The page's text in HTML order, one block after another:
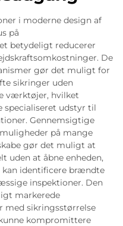
i moderne design af
på
betydeligt reducerer
De
gør det muligt for
sikringer uden
værktøjer, hvilket
udstyr til
Gennemsigtige
på mange
gør det muligt at
uden at åbne enheden,
kan identificere brændte
inspektioner. Den
markerede
med sikringsstørrelse
kompromittere